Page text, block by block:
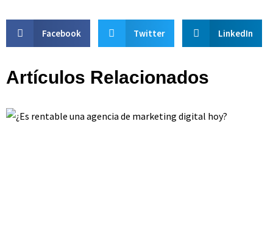
Facebook Twitter LinkedIn
Artículos Relacionados